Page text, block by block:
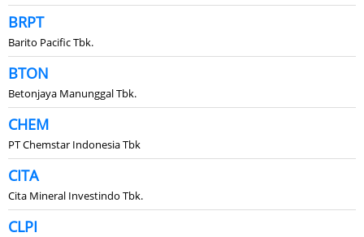
BRPT
Barito Pacific Tbk.
BTON
Betonjaya Manunggal Tbk.
CHEM
PT Chemstar Indonesia Tbk
CITA
Cita Mineral Investindo Tbk.
CLPI